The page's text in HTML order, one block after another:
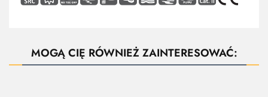
MOGĄ CIĘ RÓWNIEŻ ZAINTERESOWAĆ: